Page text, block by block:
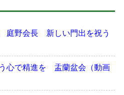
庭野会長 新しい門出を祝う
心で精進を 盂蘭盆会（動画